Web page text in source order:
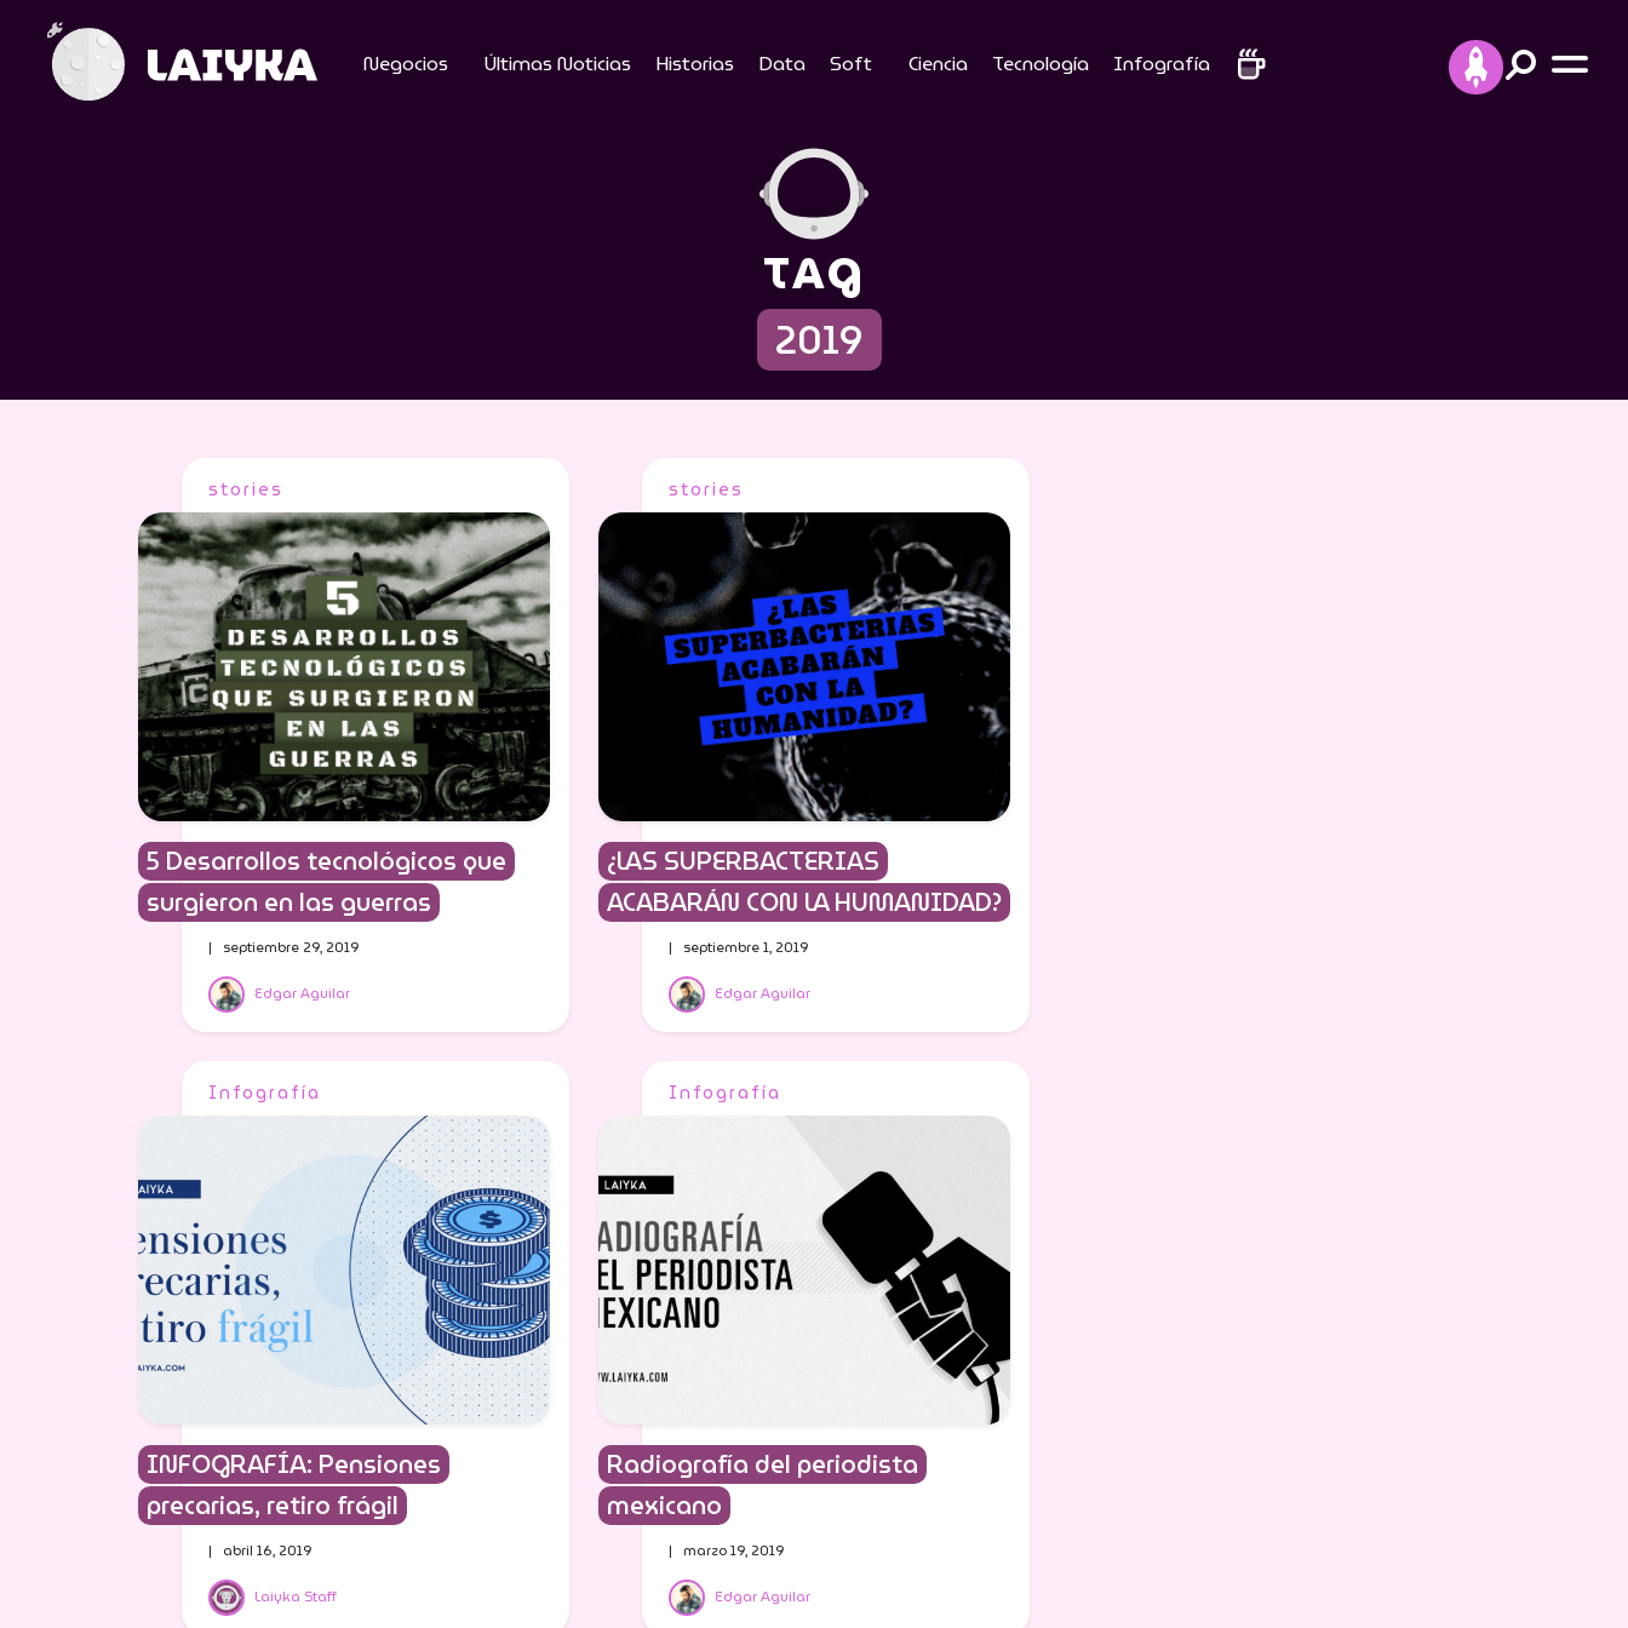
Negocios Últimas Noticias Historias Data Soft Ciencia Tecnología Infografía
TAG
2019
stories
5 Desarrollos tecnológicos que
surgieron en las guerras
Edgar Aguilar
| septiembre 29, 2019
stories
¿LAS SUPERBACTERIAS
ACABARÁN CON LA HUMANIDAD?
Edgar Aguilar
| septiembre 1, 2019
Infografía
INFOGRAFÍA: Pensiones
precarias, retiro frágil
Laiyka Staff
| abril 16, 2019
Infografía
Radiografía del periodista
mexicano
Edgar Aguilar
| marzo 19, 2019